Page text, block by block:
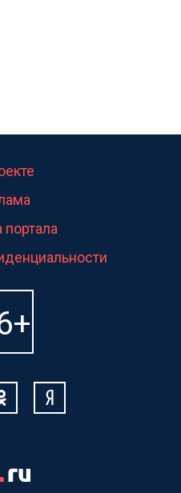
портала